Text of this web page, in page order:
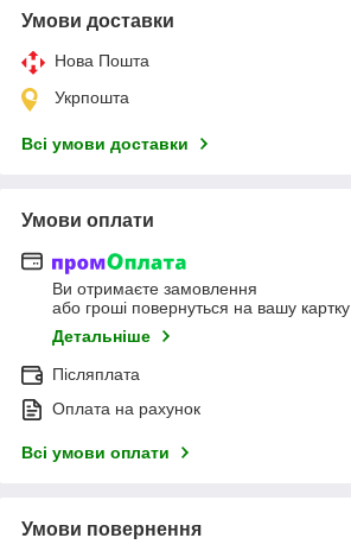
Умови доставки
Нова Пошта
Укрпошта
Всі умови доставки
Умови оплати
Ви отримаєте замовлення
або гроші повернуться на вашу картку
Детальніше
Післяплата
Оплата на рахунок
Всі умови оплати
Умови повернення